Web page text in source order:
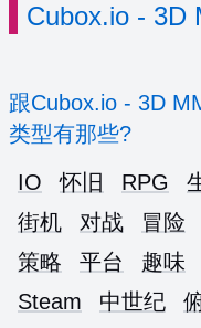
Cubox.io - 3D
跟Cubox.io - 3D
类型有那些?
IO
怀旧 RPG
街机
对战 冒险
策略
平台 趣味
Steam
中世纪